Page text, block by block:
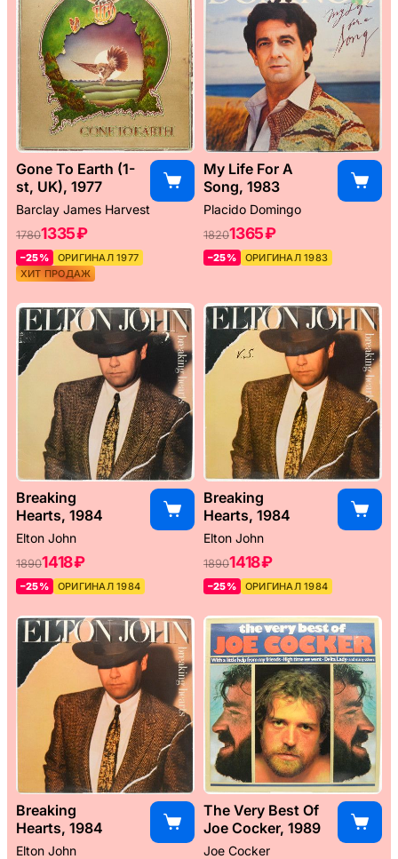
Gone To Earth (1-
st, UK), 1977
Barclay James Harvest
17801335 ₽
–25%
ОРИГИНАЛ 1977
ХИТ ПРОДАЖ
My Life For A
Song, 1983
Placido Domingo
18201365 ₽
–25% ОРИГИНАЛ 1983
Breaking
Hearts, 1984
Elton John
18901418 ₽
–25% ОРИГИНАЛ 1984
Breaking
Hearts, 1984
Elton John
18901418 ₽
–25% ОРИГИНАЛ 1984
Breaking
Hearts, 1984
Elton John
The Very Best Of
Joe Cocker, 1989
Joe Cocker